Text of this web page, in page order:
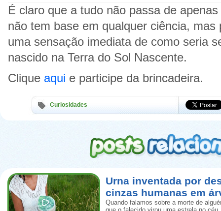
É claro que a tudo não passa de
não tem base em qualquer ciência,
uma sensação imediata de como seria
nascido na Terra do Sol Nascente.
Clique aqui e participe da brincadeira.
Curiosidades
Urna inventada por
cinzas humanas em
Quando falamos sobre a morte de